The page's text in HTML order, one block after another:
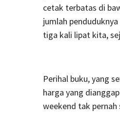
cetak terbatas di
jumlah
tiga kali lipat kita,
Perihal buku, yang
harga yang
weekend tak pernah